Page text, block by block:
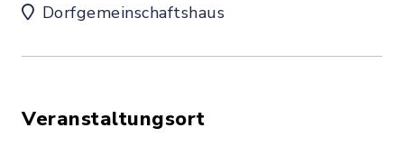
Dorfgemeinschaftshaus
Veranstaltungsort